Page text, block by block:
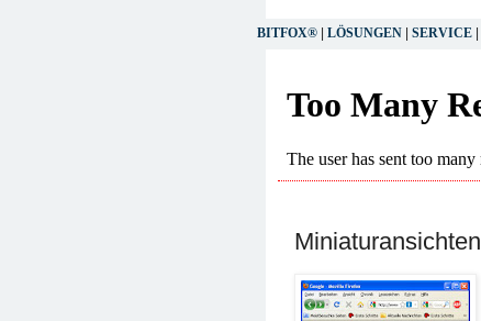
BITFOX® LÖSUNGEN SERVICE